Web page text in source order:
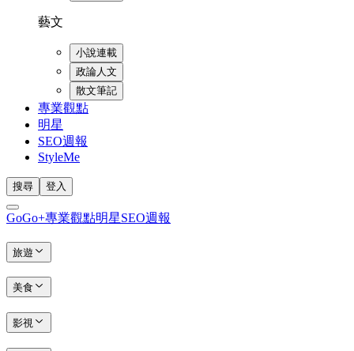
藝文
小說連載
政論人文
散文筆記
專業觀點
明星
SEO週報
StyleMe
搜尋 登入
GoGo+專業觀點明星SEO週報
旅遊
美食
影視